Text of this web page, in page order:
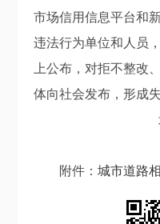
市场信用信息平台和
违法行为单位和人员
上公布，对拒不整改
体向社会发布，形成
北
附件：城市道路